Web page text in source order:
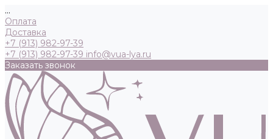
...
Оплата
Доставка
+7 (913) 982-97-39
+7 (913) 982-97-39 info@vua-lya.ru
Заказать звонок